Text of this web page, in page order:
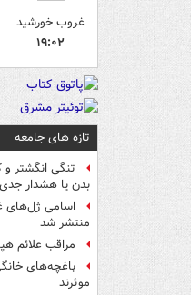
غروب خورشید
۱۹:۰۲
تازه های جامعه
تنگی انگشتر
بدن یا هشدار
اسامی
منتشر شد
مراقب علائم
باغچه‌های
موثرند